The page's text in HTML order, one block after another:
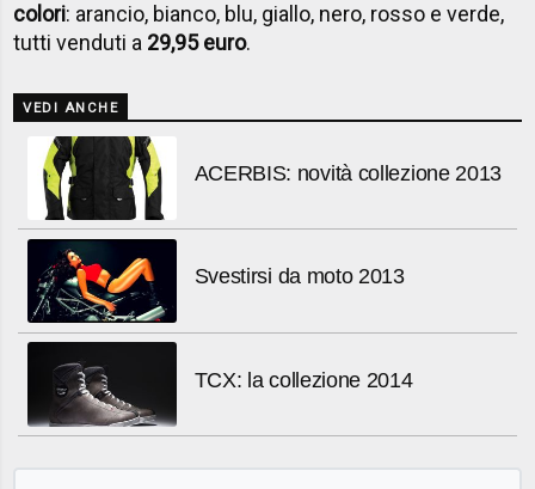
colori: arancio, bianco, blu, giallo, nero, rosso e verde,
tutti venduti a 29,95 euro.
VEDI ANCHE
ACERBIS: novità collezione 2013
Svestirsi da moto 2013
TCX: la collezione 2014